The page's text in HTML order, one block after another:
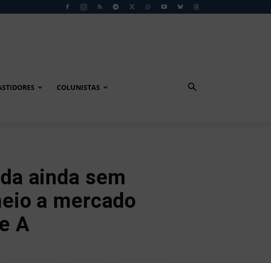
COLUNISTAS
ainda sem
a mercado
A